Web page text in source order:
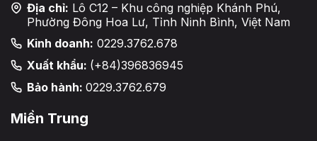
Địa chỉ: Lô C12 – Khu công nghiệp Khánh Phú,
Phường Đông Hoa Lư, Tỉnh Ninh Bình, Việt Nam
Kinh doanh: 0229.3762.678
Xuất khẩu: (+84)396836945
Bảo hành: 0229.3762.679
Miền Trung